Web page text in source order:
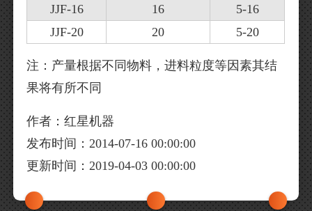
JJF-16
16
5-16
JJF-20
20 5-20
注：产量根据不同物料，进料粒度等因素其结
果将有所不同
作者：红星机器
发布时间：2014-07-16 00:00:00
更新时间：2019-04-03 00:00:00